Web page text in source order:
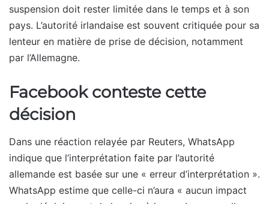
suspension doit rester limitée dans le temps et à son
pays. L’autorité irlandaise est souvent critiquée pour sa
lenteur en matière de prise de décision, notamment
par l’Allemagne.
Facebook conteste cette
décision
Dans une réaction relayée par Reuters, WhatsApp
indique que l’interprétation faite par l’autorité
allemande est basée sur une « erreur d’interprétation ».
WhatsApp estime que celle-ci n’aura « aucun impact